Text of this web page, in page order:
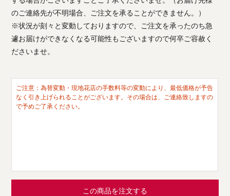
のご連絡先が不明場合、ご注文を承ることができません。）
※状況が刻々と変動しておりますので、ご注文を承ったのち急
遽お届けができなくなる可能性もございますので何卒ご容赦く
ださいませ。
ご注意：為替変動・現地花店の手数料等の変動により、最低価格が予告
なく引き上げられることがございます。その場合は、ご連絡致しますの
で予めご了承ください。
この商品を注文する